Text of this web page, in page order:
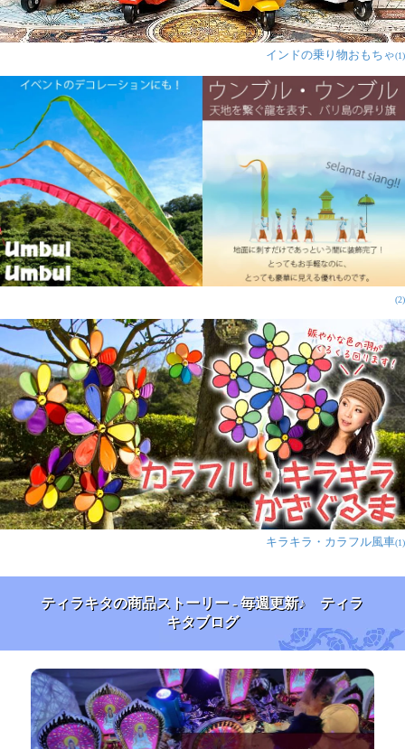
インドの乗り物おもちゃ(1)
(2)
キラキラ・カラフル風車(1)
ティラキタの商品ストーリー - 毎週更新♪ ティラ
キタブログ